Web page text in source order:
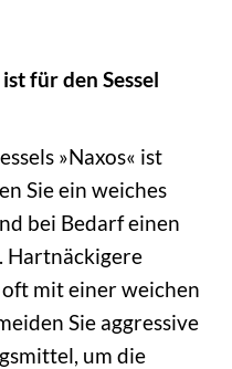
für den Sessel
»Naxos« ist
Sie ein weiches
bei Bedarf einen
Hartnäckigere
mit einer weichen
Sie aggressive
um die